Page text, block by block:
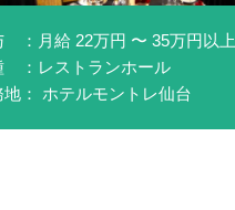
：月給 22万円 〜 35万円以上
：レストランホール
地： ホテルモントレ仙台